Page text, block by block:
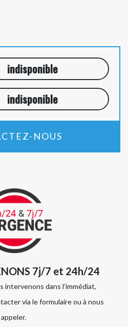
indisponible
indisponible
NOUS
7j/7 et 24h/24
intervenons dans l’immédiat,
via le formulaire ou à nous
appeler.